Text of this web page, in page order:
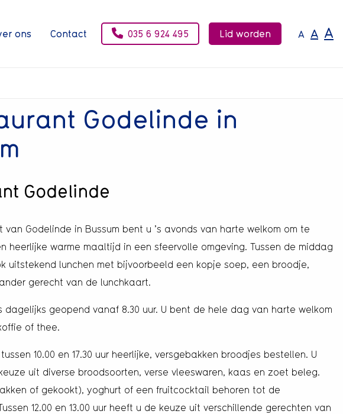
ons Contact 035 6 924 495 Lid worden A A A
Godelinde in
Godelinde
van Godelinde in Bussum bent u ’s avonds van harte welkom om te
heerlijke warme maaltijd in een sfeervolle omgeving. Tussen de middag
uitstekend lunchen met bijvoorbeeld een kopje soep, een broodje,
gerecht van de lunchkaart.
dagelijks geopend vanaf 8.30 uur. U bent de hele dag van harte welkom
of thee.
10.00 en 17.30 uur heerlijke, versgebakken broodjes bestellen. U
uit diverse broodsoorten, verse vleeswaren, kaas en zoet beleg.
of gekookt), yoghurt of een fruitcocktail behoren tot de
12.00 en 13.00 uur heeft u de keuze uit verschillende gerechten van